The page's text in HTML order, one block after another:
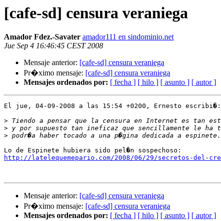
[cafe-sd] censura veraniega
Amador Fdez.-Savater amador111 en sindominio.net
Jue Sep 4 16:46:45 CEST 2008
Mensaje anterior: [cafe-sd] censura veraniega
Pr�ximo mensaje: [cafe-sd] censura veraniega
Mensajes ordenados por: [ fecha ] [ hilo ] [ asunto ] [ autor ]
El jue, 04-09-2008 a las 15:54 +0200, Ernesto escribi�:
>
>
>
http://latelequemepario.com/2008/06/29/secretos-del-
Mensaje anterior: [cafe-sd] censura veraniega
Pr�ximo mensaje: [cafe-sd] censura veraniega
Mensajes ordenados por: [ fecha ] [ hilo ] [ asunto ] [ autor ]